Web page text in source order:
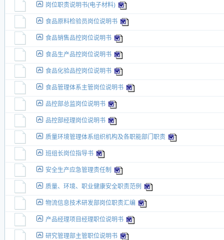
岗位职责说明书(电子材料)
食品原料检验员岗位说明书
食品销售品控岗位说明书
食品生产品控岗位说明书
食品化验品控岗位说明书
食品管理体系主管岗位说明书
品控部总监岗位说明书
品控部经理岗位说明书
质量环境管理体系组织机构及各职能部门职责
班组长岗位指导书
安全生产应急管理责任制
质量、环境、职业健康安全职责范例
物流信息技术研发部岗位职责汇编
产品经理项目经理职位说明书
研究管理部主管职位说明书